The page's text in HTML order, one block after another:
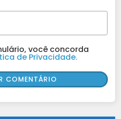
você concorda
de Privacidade.